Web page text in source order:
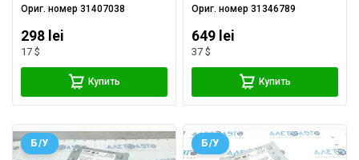
Ориг. номер31407038
298 lei
17 $
Купить
Ориг. номер31346789
649 lei
37 $
Купить
Б/У Б/У